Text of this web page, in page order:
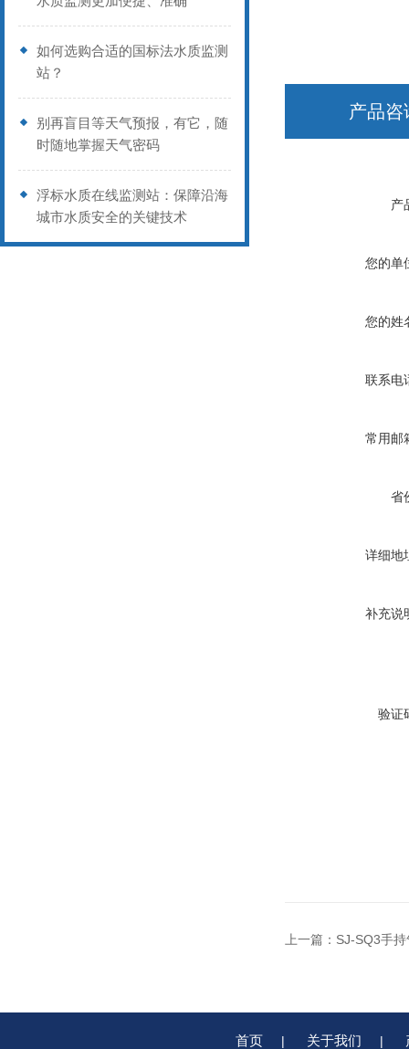
如何选购合适的国标法水质监测
站？
别再盲目等天气预报，有它，随
时随地掌握天气密码
浮标水质在线监测站：保障沿海
城市水质安全的关键技术
产品咨
产
您的单
您的姓
联系电
常用邮
省
详细地
补充说
验证
上一篇： SJ-SQ3手
首页 | 关于我们 |